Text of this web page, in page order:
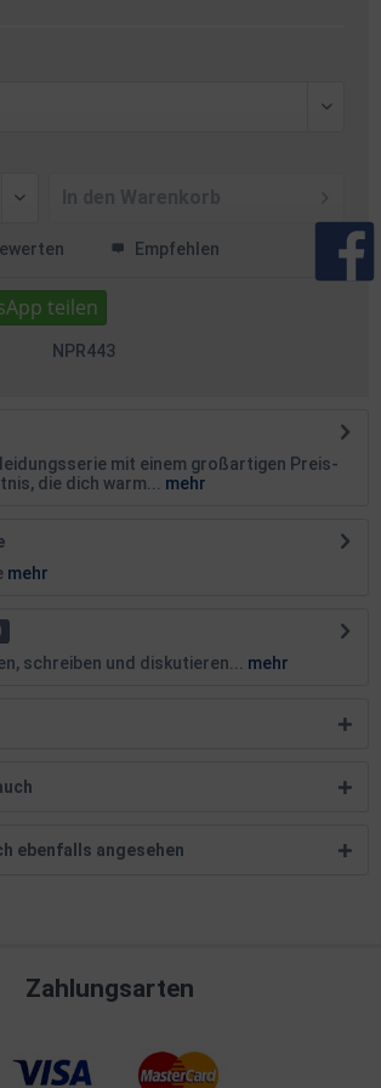
Empfehlen
NPR443
mit einem großartigen Preis-
die dich warm...
mehr
mehr
schreiben und diskutieren...
mehr
ebenfalls angesehen
Zahlungsarten